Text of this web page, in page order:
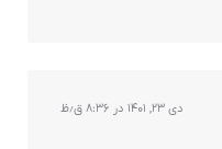
دی ۲۳, ۱۴۰۱ در ۸:۳۶ ق٫ظ